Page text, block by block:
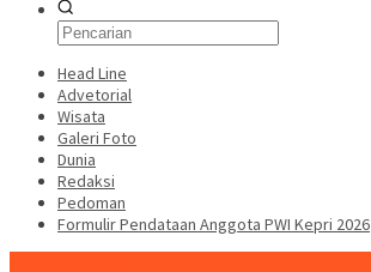
Head Line
Advetorial
Wisata
Galeri Foto
Dunia
Redaksi
Pedoman
Formulir Pendataan Anggota PWI Kepri 2026